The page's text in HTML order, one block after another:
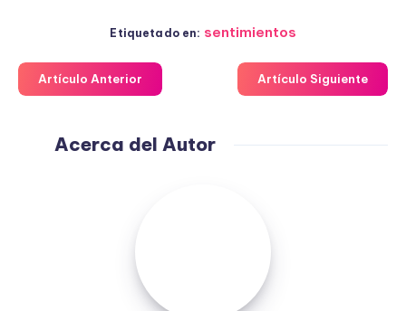
Etiquetado en: sentimientos
Artículo Anterior Artículo Siguiente
Acerca del Autor